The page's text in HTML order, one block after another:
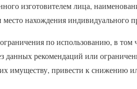
изготовителем лица,
нахождения индивидуального
по использованию, в
данных рекомендаций или
имуществу, привести к снижению